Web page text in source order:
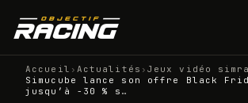
Accueil › Actualités › Jeux vidéo
Simucube lance son offre Black
jusqu’à -30 % s…